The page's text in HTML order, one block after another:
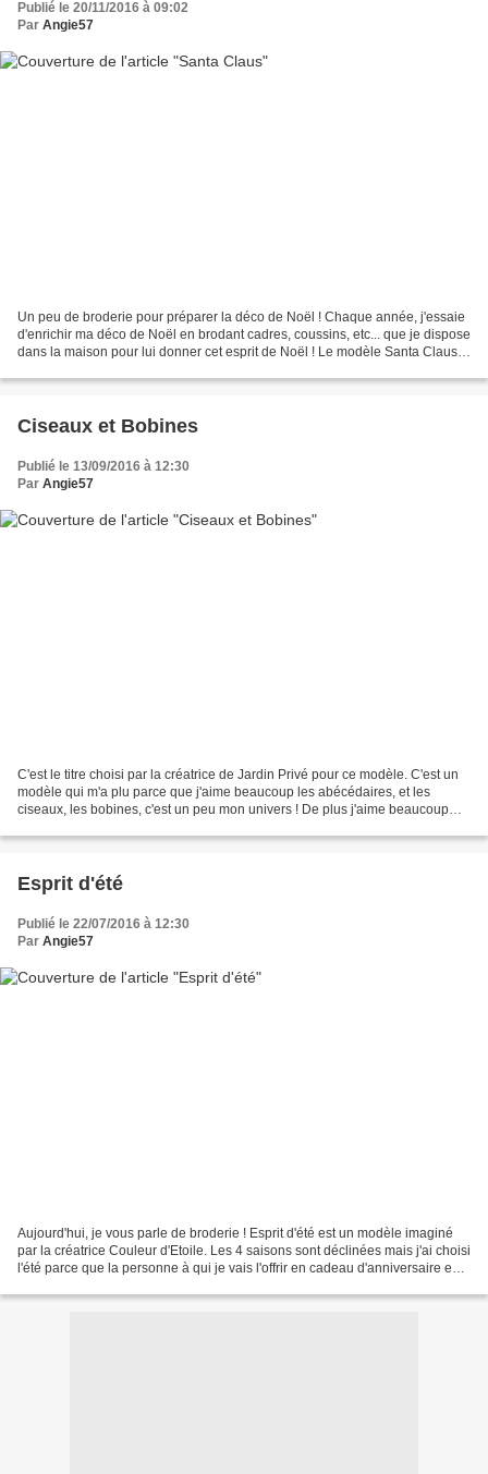
Publié le 20/11/2016 à 09:02
Par Angie57
Un peu de broderie pour préparer la déco de Noël ! Chaque année, j'essaie
d'enrichir ma déco de Noël en brodant cadres, coussins, etc... que je dispose
dans la maison pour lui donner cet esprit de Noël ! Le modèle Santa Claus
Ciseaux et Bobines
Publié le 13/09/2016 à 12:30
Par Angie57
C'est le titre choisi par la créatrice de Jardin Privé pour ce modèle. C'est un
modèle qui m'a plu parce que j'aime beaucoup les abécédaires, et les
ciseaux, les bobines, c'est un peu mon univers ! De plus j'aime beaucoup
Esprit d'été
Publié le 22/07/2016 à 12:30
Par Angie57
Aujourd'hui, je vous parle de broderie ! Esprit d'été est un modèle imaginé
par la créatrice Couleur d'Etoile. Les 4 saisons sont déclinées mais j'ai choisi
l'été parce que la personne à qui je vais l'offrir en cadeau d'anniversaire est